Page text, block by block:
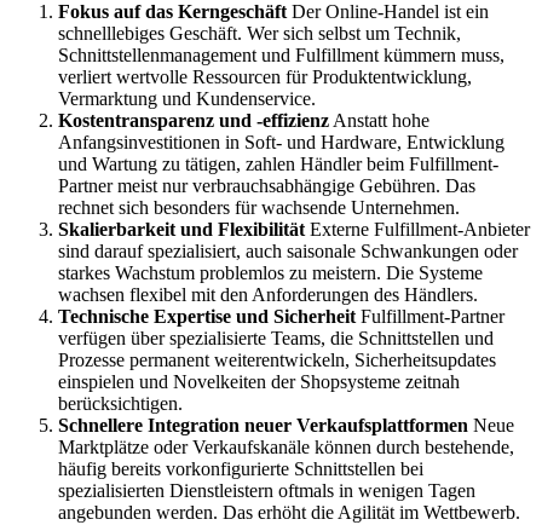
Fokus auf das Kerngeschäft Der Online-Handel ist ein
schnelllebiges Geschäft. Wer sich selbst um Technik,
Schnittstellenmanagement und Fulfillment kümmern muss,
verliert wertvolle Ressourcen für Produktentwicklung,
Vermarktung und Kundenservice.
Kostentransparenz und -effizienz Anstatt hohe
Anfangsinvestitionen in Soft- und Hardware, Entwicklung
und Wartung zu tätigen, zahlen Händler beim Fulfillment-
Partner meist nur verbrauchsabhängige Gebühren. Das
rechnet sich besonders für wachsende Unternehmen.
Skalierbarkeit und Flexibilität Externe Fulfillment-Anbieter
sind darauf spezialisiert, auch saisonale Schwankungen oder
starkes Wachstum problemlos zu meistern. Die Systeme
wachsen flexibel mit den Anforderungen des Händlers.
Technische Expertise und Sicherheit Fulfillment-Partner
verfügen über spezialisierte Teams, die Schnittstellen und
Prozesse permanent weiterentwickeln, Sicherheitsupdates
einspielen und Novelkeiten der Shopsysteme zeitnah
berücksichtigen.
Schnellere Integration neuer Verkaufsplattformen Neue
Marktplätze oder Verkaufskanäle können durch bestehende,
häufig bereits vorkonfigurierte Schnittstellen bei
spezialisierten Dienstleistern oftmals in wenigen Tagen
angebunden werden. Das erhöht die Agilität im Wettbewerb.